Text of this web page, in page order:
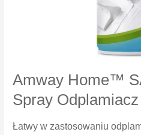
Amway Home™
Spray
Łatwy w zastosowaniu